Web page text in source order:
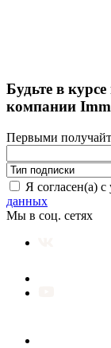
Будьте в курсе
компании
Первыми
Я согласен(а)
данных
Мы в соц. сетях